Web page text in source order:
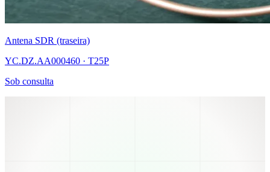
Antena SDR (traseira)
YC.DZ.AA000460 · T25P
Sob consulta